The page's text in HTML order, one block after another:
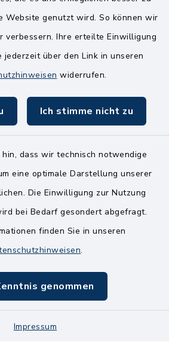
Website genutzt wird. So können wir
verbessern. Ihre erteilte Einwilligung
jederzeit über den Link in unseren
widerrufen.
Ich stimme nicht zu
dass wir technisch notwendige
eine optimale Darstellung unserer
Die Einwilligung zur Nutzung
bei Bedarf gesondert abgefragt.
finden Sie in unseren
.
genommen
Impressum
Kontakt
Impressum
Sitemap